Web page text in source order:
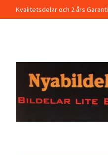
Kvalitetsdelar och 2 års Garanti